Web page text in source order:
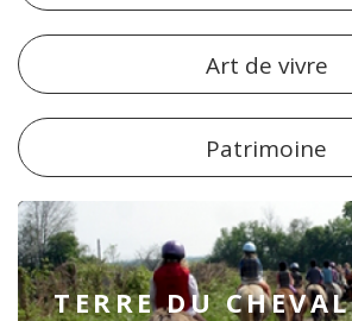
Art de vivre
Patrimoine
TERRE DU CHEVAL